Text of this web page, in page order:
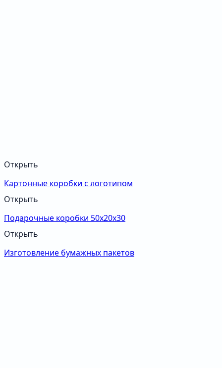
Открыть
Картонные коробки с логотипом
Открыть
Подарочные коробки 50х20х30
Открыть
Изготовление бумажных пакетов